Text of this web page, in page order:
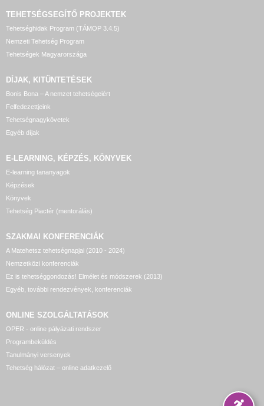
TEHETSÉGSEGÍTŐ PROJEKTEK
Tehetséghidak Program (TÁMOP 3.4.5)
Nemzeti Tehetség Program
Tehetségek Magyarországa
DÍJAK, KITÜNTETÉSEK
Bonis Bona – A nemzet tehetségeiért
Felfedezettjeink
Tehetségnagykövetek
Egyéb díjak
E-LEARNING, KÉPZÉS, KÖNYVEK
E-learning tananyagok
Képzések
Könyvek
Tehetség Piactér (mentorálás)
SZAKMAI KONFERENCIÁK
A Matehetsz tehetségnapjai (2010 - 2024)
Nemzetközi konferenciák
Ez is tehetséggondozás! Elmélet és módszerek (2013)
Egyéb, további rendezvények, konferenciák
ONLINE SZOLGÁLTATÁSOK
OPER - online pályázati rendszer
Programbeküldés
Tanulmányi versenyek
Tehetség hálózat – online adatkezelő